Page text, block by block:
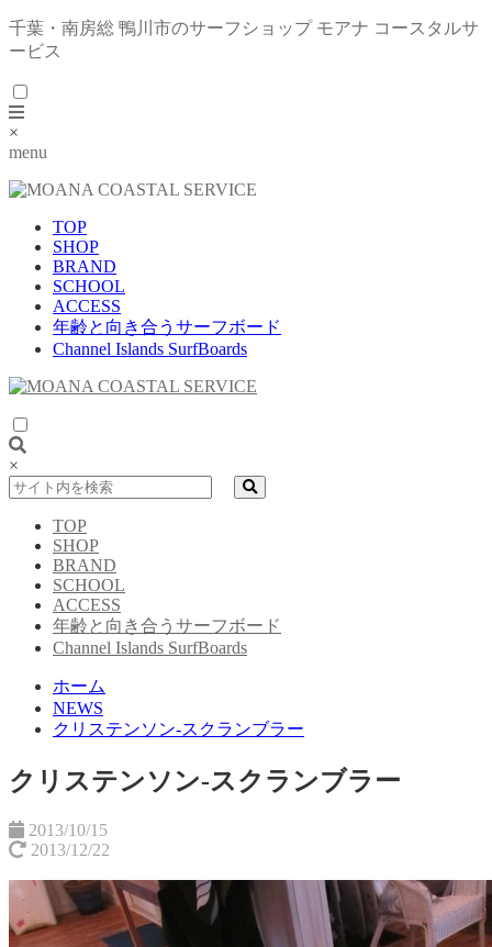
千葉・南房総 鴨川市のサーフショップ モアナ コースタルサ
ービス
×
menu
TOP
SHOP
BRAND
SCHOOL
ACCESS
年齢と向き合うサーフボード
Channel Islands SurfBoards
×
TOP
SHOP
BRAND
SCHOOL
ACCESS
年齢と向き合うサーフボード
Channel Islands SurfBoards
ホーム
NEWS
クリステンソン-スクランブラー
クリステンソン-スクランブラー
2013/10/15
2013/12/22